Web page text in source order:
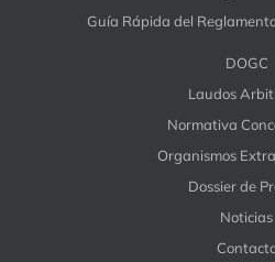
Guía Rápida del
DOGC
Laudos
Normativa
Organismos
Dossier de
Noticias